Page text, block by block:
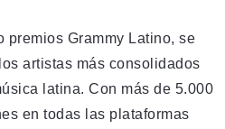
premios Grammy Latino, se
artistas más consolidados
latina. Con más de 5.000
en todas las plataformas